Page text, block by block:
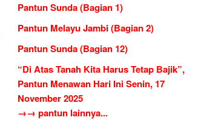
Pantun Sunda (Bagian 1)
Pantun Melayu Jambi (Bagian 2)
Pantun Sunda (Bagian 12)
“Di Atas Tanah Kita Harus Tetap Bajik”,
Pantun Menawan Hari Ini Senin, 17
November 2025
→→ pantun lainnya...